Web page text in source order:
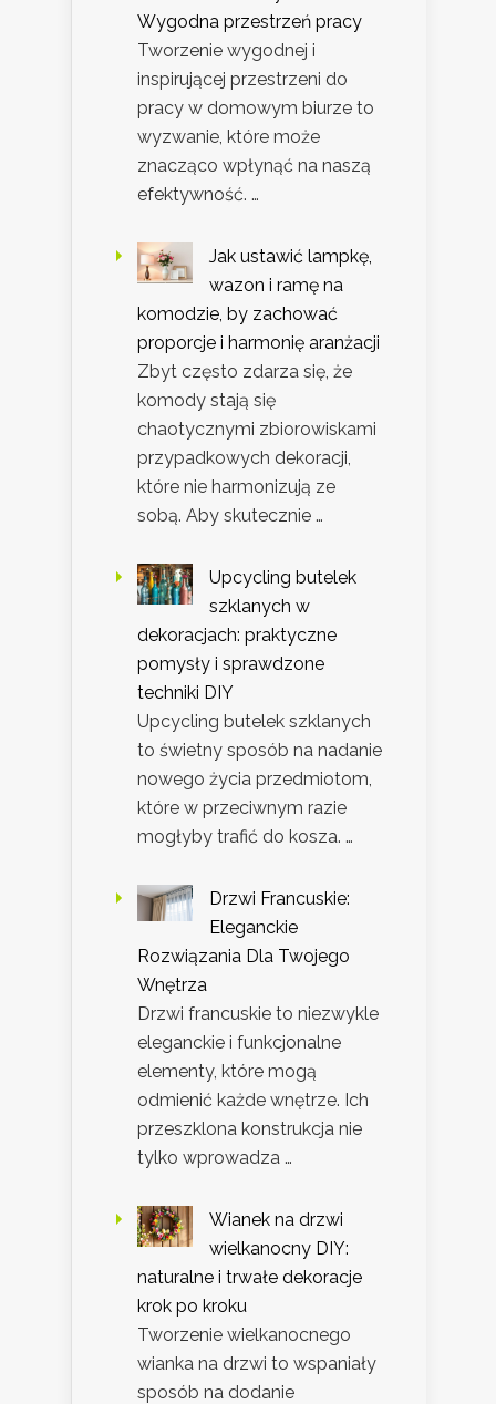
Wygodna przestrzeń pracy
Tworzenie wygodnej i
inspirującej przestrzeni do
pracy w domowym biurze to
wyzwanie, które może
znacząco wpłynąć na naszą
efektywność. …
Jak ustawić lampkę,
wazon i ramę na
komodzie, by zachować
proporcje i harmonię aranżacji
Zbyt często zdarza się, że
komody stają się
chaotycznymi zbiorowiskami
przypadkowych dekoracji,
które nie harmonizują ze
sobą. Aby skutecznie …
Upcycling butelek
szklanych w
dekoracjach: praktyczne
pomysły i sprawdzone
techniki DIY
Upcycling butelek szklanych
to świetny sposób na nadanie
nowego życia przedmiotom,
które w przeciwnym razie
mogłyby trafić do kosza. …
Drzwi Francuskie:
Eleganckie
Rozwiązania Dla Twojego
Wnętrza
Drzwi francuskie to niezwykle
eleganckie i funkcjonalne
elementy, które mogą
odmienić każde wnętrze. Ich
przeszklona konstrukcja nie
tylko wprowadza …
Wianek na drzwi
wielkanocny DIY:
naturalne i trwałe dekoracje
krok po kroku
Tworzenie wielkanocnego
wianka na drzwi to wspaniały
sposób na dodanie